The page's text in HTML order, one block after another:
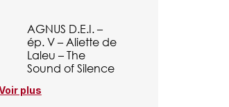
AGNUS D.E.I. –
ép. V – Aliette de
Laleu – The
Sound of Silence
plus